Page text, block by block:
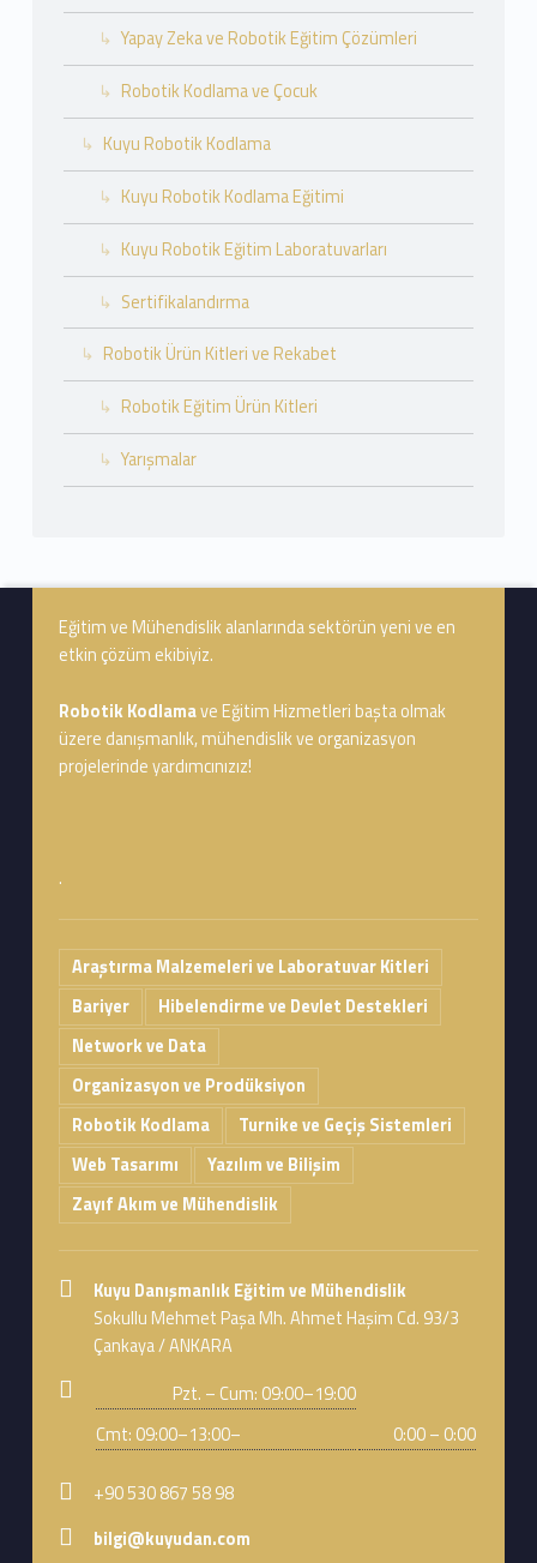
Yapay Zeka ve Robotik Eğitim Çözümleri
Robotik Kodlama ve Çocuk
Kuyu Robotik Kodlama
Kuyu Robotik Kodlama Eğitimi
Kuyu Robotik Eğitim Laboratuvarları
Sertifikalandırma
Robotik Ürün Kitleri ve Rekabet
Robotik Eğitim Ürün Kitleri
Yarışmalar
Footer info sidebar
Eğitim ve Mühendislik alanlarında sektörün yeni ve en
etkin çözüm ekibiyiz.
Robotik Kodlamave Eğitim Hizmetleri başta olmak
üzere danışmanlık, mühendislik ve organizasyon
projelerinde yardımcınızız!
.
Araştırma Malzemeleri ve Laboratuvar Kitleri
Bariyer
Hibelendirme ve Devlet Destekleri
Network ve Data
Organizasyon ve Prodüksiyon
Robotik Kodlama
Turnike ve Geçiş Sistemleri
Web Tasarımı
Yazılım ve Bilişim
Zayıf Akım ve Mühendislik
Address:
Kuyu Danışmanlık Eğitim ve Mühendislik
Sokullu Mehmet Paşa Mh. Ahmet Haşim Cd. 93/3
Çankaya / ANKARA
Pzt. – Cum: 09:00–19:00
Cmt: 09:00–13:00–
0:00 – 0:00
Phone number:
+90 530 867 58 98
Email address:
bilgi@kuyudan.com